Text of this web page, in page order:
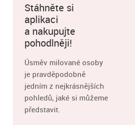
Stáhněte si
aplikaci
a nakupujte
pohodlněji!
Úsměv milované osoby
je pravděpodobně
jedním z nejkrásnějších
pohledů, jaké si můžeme
představit.